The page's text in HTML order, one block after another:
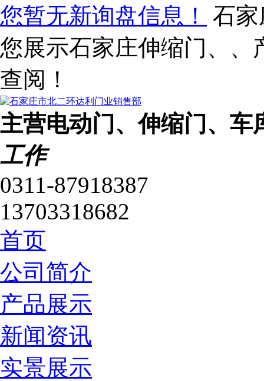
您暂无新询盘信息！
石
您展示石家庄伸缩门、、
查阅！
主营电动门、伸缩门、车
工作
0311-87918387
13703318682
首页
公司简介
产品展示
新闻资讯
实景展示